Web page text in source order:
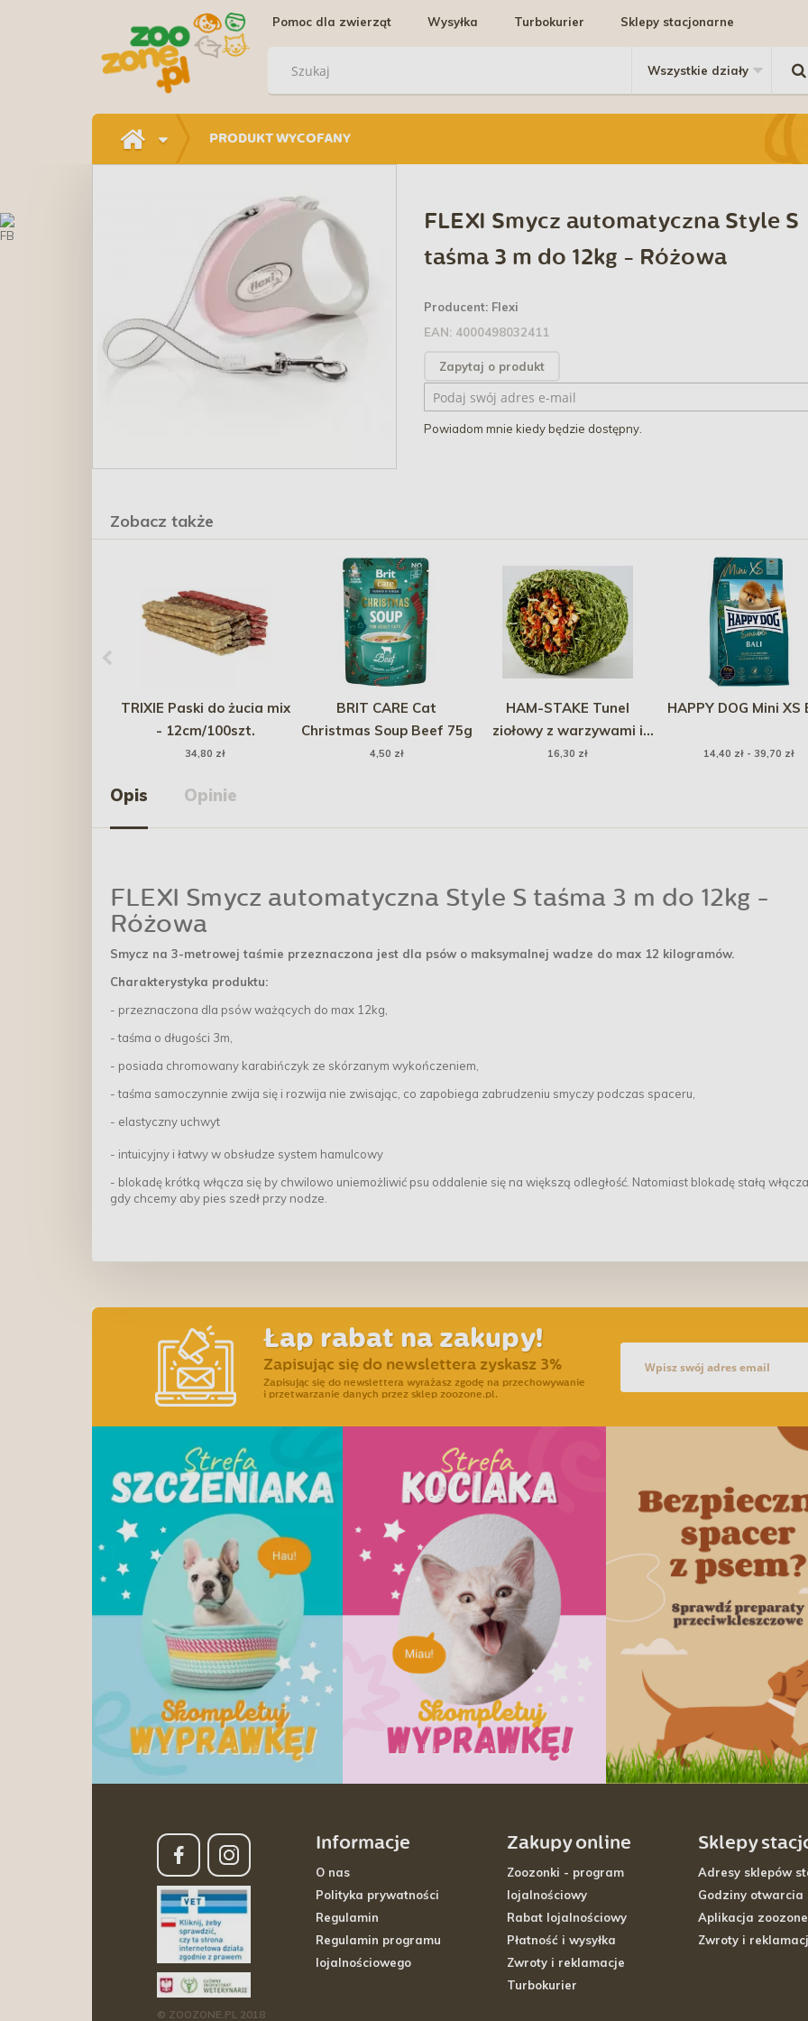
Pomoc dla zwierząt Wysyłka Turbokurier Sklepy stacjonarne
PRODUKT WYCOFANY
FLEXI Smycz automatyczna Style S
taśma 3 m do 12kg - Różowa
Producent: Flexi
EAN: 4000498032411
Zapytaj o produkt
Powiadom mnie kiedy będzie dostępny.
Zobacz także
TRIXIE Paski do żucia mix
- 12cm/100szt.
34,80 zł
BRIT CARE Cat
Christmas Soup Beef 75g
4,50 zł
HAM-STAKE Tunel
ziołowy z warzywami i
babką lancetowatą (8 x
16,30 zł
HAPPY DOG Mini XS
14,40 zł - 39,70 zł
Opis Opinie
FLEXI Smycz automatyczna Style S taśma 3 m do 12kg -
Różowa
Smycz na 3-metrowej taśmie przeznaczona jest dla psów o maksymalnej wadze do max 12 kilogramów.
Charakterystyka produktu:
- przeznaczona dla psów ważących do max 12kg,
- taśma o długości 3m,
- posiada chromowany karabińczyk ze skórzanym wykończeniem,
- taśma samoczynnie zwija się i rozwija nie zwisając, co zapobiega zabrudzeniu smyczy podczas spaceru,
- elastyczny uchwyt
- intuicyjny i łatwy w obsłudze system hamulcowy
- blokadę krótką włącza się by chwilowo uniemożliwić psu oddalenie się na większą odległość. Natomiast blokadę stałą
gdy chcemy aby pies szedł przy nodze.
Łap rabat na zakupy!
Zapisując się do newslettera zyskasz 3%
Zapisując się do newslettera wyrażasz zgodę na przechowywanie
i przetwarzanie danych przez sklep zoozone.pl.
© ZOOZONE.PL 2018
Informacje
O nas
Polityka prywatności
Regulamin
Regulamin programu
lojalnościowego
Zakupy online
Zoozonki - program
lojalnościowy
Rabat lojalnościowy
Płatność i wysyłka
Zwroty i reklamacje
Turbokurier
Sklepy
Adresy sklepów
Godziny otwarcia
Aplikacja
Zwroty i